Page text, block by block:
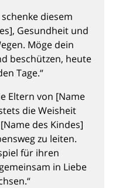
diesem
Gesundheit und
Möge dein
beschützen, heute
Tage.“
Eltern von [Name
die Weisheit
des Kindes]
zu leiten.
für ihren
in Liebe